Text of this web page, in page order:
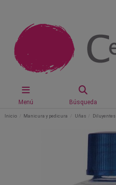
Menú Búsqueda
Inicio Manicura y pedicura Uñas Diluyentes